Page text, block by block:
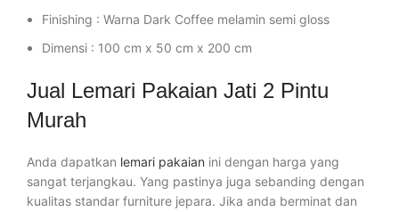
Finishing : Warna Dark Coffee melamin semi gloss
Dimensi : 100 cm x 50 cm x 200 cm
Jual Lemari Pakaian Jati 2 Pintu
Murah
Anda dapatkan lemari pakaian ini dengan harga yang
sangat terjangkau. Yang pastinya juga sebanding dengan
kualitas standar furniture jepara. Jika anda berminat dan